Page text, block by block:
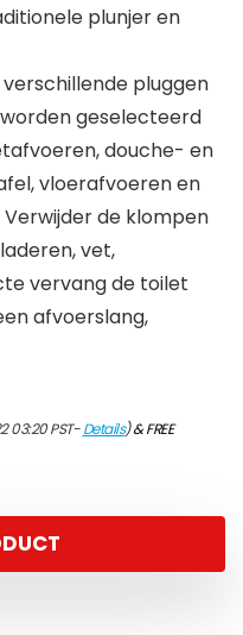
plunjer en
pluggen
geselecteerd
douche- en
vloerafvoeren en
de klompen
vet,
vervang de toilet
afvoerslang,
03:20 PST-Details)&FREE